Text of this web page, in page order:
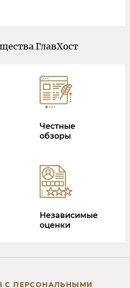
ГлавХост
Честные
обзоры
Независимые
оценки
С ПЕРСОНАЛЬНЫМИ